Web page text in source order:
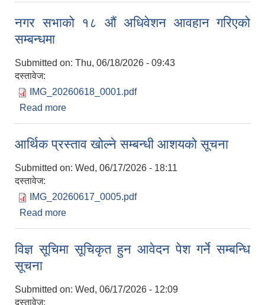
नगर सभाको १८ औं अधिवेशन आवहान गरिएको
सम्बन्धमा
Submitted on: Thu, 06/18/2026 - 09:43
दस्तावेज:
IMG_20260618_0001.pdf
Read more
आर्थिक प्रस्ताव खोल्ने सम्बन्धी आशयको सूचना
Submitted on: Wed, 06/17/2026 - 18:11
दस्तावेज:
IMG_20260617_0005.pdf
Read more
विज्ञ सूचिमा सूचिकृत हुन आवेदन पेश गर्ने सम्बन्धि
सूचना
Submitted on: Wed, 06/17/2026 - 12:09
दस्तावेज: